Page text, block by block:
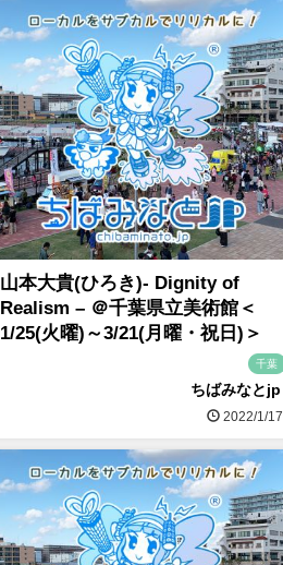
山本大貴(ひろき)- Dignity of
Realism – ＠千葉県立美術館＜
1/25(火曜)～3/21(月曜・祝日)＞
千葉
ちばみなとjp
2022/1/17